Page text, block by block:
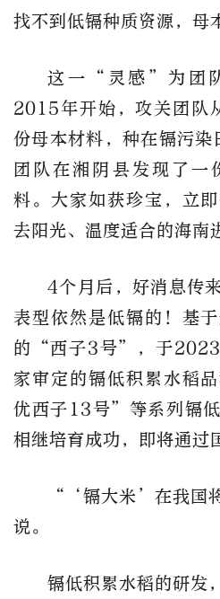
找不到低镉种质资源，母
这一“灵感”为团
2015年开始，攻关团队
份母本材料，种在镉污染
团队在湘阴县发现了一
料。大家如获珍宝，立
去阳光、温度适合的海南
4个月后，好消息传
表型依然是低镉的！基
的“西子3号”，于2023
家审定的镉低积累水稻
优西子13号”等系列镉
相继培育成功，即将通过
“‘镉大米’在我国
说。
镉低积累水稻的研发